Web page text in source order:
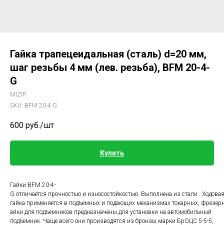
Гайка трапецеидальная (сталь) d=20 мм,
шаг резьбы 4 мм (лев. резьба), BFM 20-4-
G
MIZIP
SKU: BFM 20-4-G
600 руб./шт
Купить
Гайки BFM 20-4-
G отличается прочностью и износостойкостью. Выполнена из стали .
гайка применяется в подъемных и подающих механизмах токарных,
айки для подъемников предназначены для установки на автомобильный
подъемник. Чаще всего они производятся из бронзы марки БрОЦС 5-5-5,